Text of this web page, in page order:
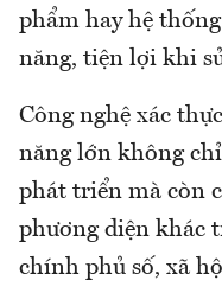
phẩm hay hệ
năng, tiện lợi khi
Công nghệ xác
năng lớn không
phát triển mà còn
phương diện khác
chính phủ số, xã